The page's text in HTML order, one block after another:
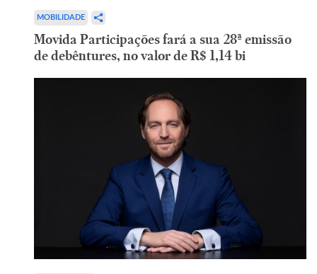
MOBILIDADE
Movida Participações fará a sua 28ª emissão
de debêntures, no valor de R$ 1,14 bi